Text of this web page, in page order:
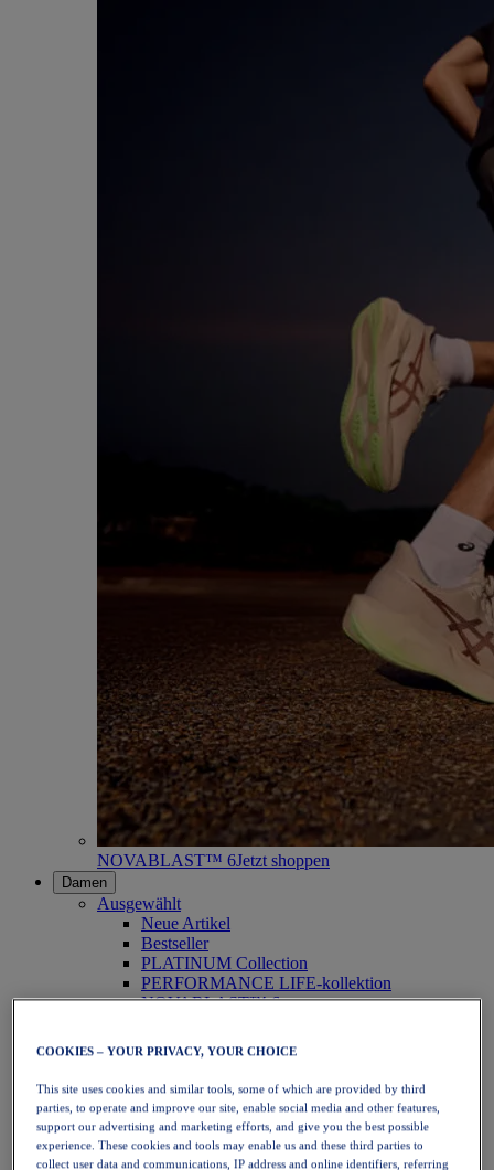
NOVABLAST™ 6Jetzt shoppen
Damen
Ausgewählt
Neue Artikel
Bestseller
PLATINUM Collection
PERFORMANCE LIFE-kollektion
NOVABLAST™ 6
Laufen
Trailrunning
Tennis
Volleyball
Handball
Padel
Korbball
COOKIES – YOUR PRIVACY, YOUR CHOICE
This site uses cookies and similar tools, some of which are provided by third
parties, to operate and improve our site, enable social media and other features,
support our advertising and marketing efforts, and give you the best possible
experience. These cookies and tools may enable us and these third parties to
collect user data and communications, IP address and online identifiers, referring